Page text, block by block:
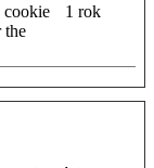
cookie
the
1 rok